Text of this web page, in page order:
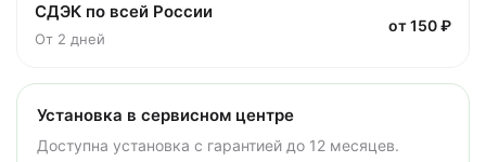
СДЭК по всей России
От 2 дней
от 150 ₽
Установка в сервисном центре
Доступна установка с гарантией до 12 месяцев.